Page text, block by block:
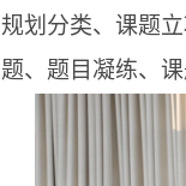
规划分类、课题
题、题目凝练、